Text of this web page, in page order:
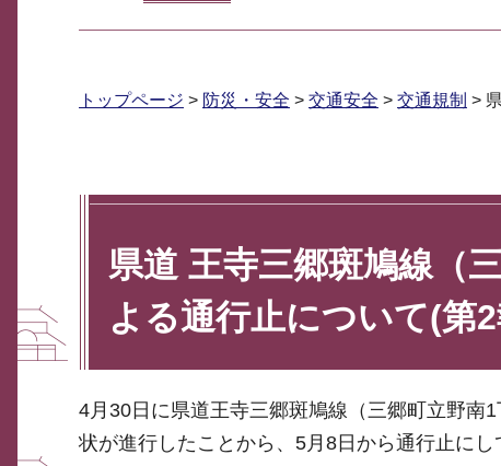
トップページ > 防災・安全 > 交通安全 > 交通規制 >
県道 王寺三郷斑鳩線（
よる通行止について(第
4月30日に県道王寺三郷斑鳩線（三郷町立野南
状が進行したことから、5月8日から通行止にし